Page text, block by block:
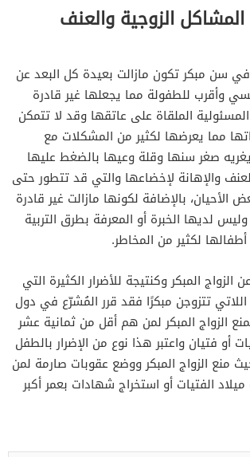
الزوجية والعنف
في سن مبكر تكون مازالت بعيدة كل البعد عن
وأقرب للطفولة مما يجعلها غير قادرة
الملقاة على عاتقها وقد لا تتمكن
مما يعرضها لكثير من المشكلات مع
صغر سنها وقلة وعيها بالضغط عليها
والإهانة لإخضاعها والتي قد تتطور حتى
بالإضافة لكونها مازالت غير قادرة
لديها الخبرة أو المعرفة بطرق التربية
لكثير من المخاطر.
المبكر وكنتيجة للأضرار الكثيرة التي
تتزوجن مبكرًا فقد قرر المُشرّع في دول
الزواج المبكر لمن هم أقل من ثمانية عشر
أو فتيان واعتبر هذا نوع من الإضرار بالطفل
منع الزواج المبكر ووضع عقوبات صارمة لمن
الفتيات أو استخراج شهادات بعمر أكبر